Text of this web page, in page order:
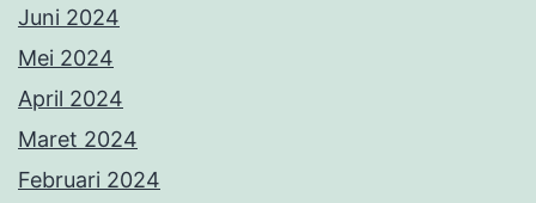
Juni 2024
Mei 2024
April 2024
Maret 2024
Februari 2024